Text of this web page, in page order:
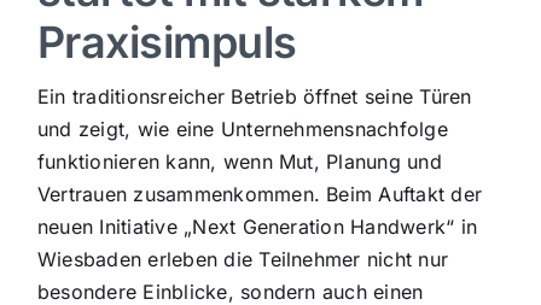
Sport
Kultur
Panorama
Mein Stadtteil
Praxisimpuls
Ein traditionsreicher Betrieb öffnet seine Türen
und zeigt, wie eine Unternehmensnachfolge
funktionieren kann, wenn Mut, Planung und
Vertrauen zusammenkommen. Beim Auftakt der
neuen Initiative „Next Generation Handwerk“ in
Wiesbaden erleben die Teilnehmer nicht nur
besondere Einblicke, sondern auch einen